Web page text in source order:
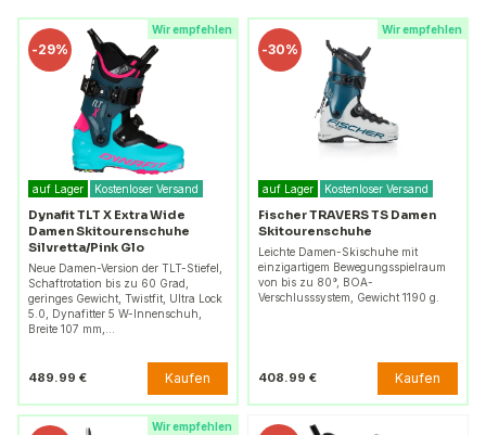
Wir empfehlen
-29%
auf Lager Kostenloser Versand
Dynafit TLT X Extra Wide
Damen Skitourenschuhe
Silvretta/Pink Glo
Neue Damen-Version der TLT-Stiefel,
Schaftrotation bis zu 60 Grad,
geringes Gewicht, Twistfit, Ultra Lock
5.0, Dynafitter 5 W-Innenschuh,
Breite 107 mm,…
489.99 € Kaufen
Wir empfehlen
-30%
auf Lager Kostenloser Versand
Fischer TRAVERS TS Damen
Skitourenschuhe
Leichte Damen-Skischuhe mit
einzigartigem Bewegungsspielraum
von bis zu 80°, BOA-
Verschlusssystem, Gewicht 1190 g.
408.99 € Kaufen
Wir empfehlen